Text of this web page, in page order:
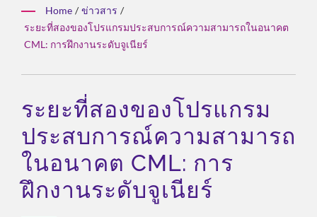
อนาคต CML: การฝึกงานระดับจู
เนียร์ | CML: ผู้ผลิตปั๊มไฮดรอลิกที่
ปี, มืออาชีพด้านปั๊มไฮดรอลิกและวาล์ว, ตัวแทนจำหน่าย
แต่เพียงผู้เดียวของ Eckerle ในเอเชีย, ทีมงานที่มี
ประสบการณ์, ประเภทผลิตภัณฑ์ที่หลากหลาย, โซลูชัน
Home / ข่าวสาร /
ระยะที่สองของโปรแกรมประสบการณ์ความสามารถในอนาคต
CML: การฝึกงานระดับจูเนียร์
ระยะที่สองของโปรแกรม
ประสบการณ์ความสามารถ
ในอนาคต CML: การ
ฝึกงานระดับจูเนียร์